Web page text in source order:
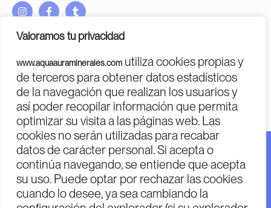
Valoramos tu privacidad
www.aquaauraminerales.com utiliza cookies propias y
de terceros para obtener datos estadísticos
de la navegación que realizan los usuarios y
así poder recopilar información que permita
optimizar su visita a las páginas web. Las
cookies no serán utilizadas para recabar
datos de carácter personal. Si acepta o
continúa navegando, se entiende que acepta
su uso. Puede optar por rechazar las cookies
cuando lo desee, ya sea cambiando la
I
n
s
t
g
r
a
m
F
a
c
e
o
o
k
-
f
T
u
m
b
r
PROGRAMA KIT DIGITAL COFINANCIADO POR LOS FONDOS
NEXT GENERATION (EU)
DEL MECANISMO DE RECUPERACIÓN Y RESILENCIA
Financiado por la Unión Europea – Next Generation EU.
Financiado por la Unión Europea – Next Generation EU.
Sin embargo, los puntos de vista y las opiniones
expresadas son únicamente los del autor o autores y no